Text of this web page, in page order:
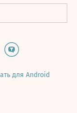
для Android